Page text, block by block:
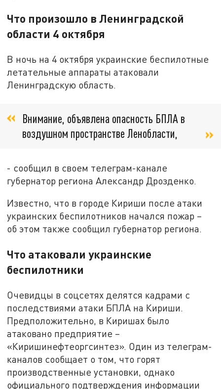
Что произошло в Ленинградской
области 4 октября
В ночь на 4 октября украинские беспилотные
летательные аппараты атаковали
Ленинградскую область.
Внимание, объявлена опасность БПЛА в
воздушном пространстве Ленобласти,
- сообщил в своем телеграм-канале
губернатор региона Александр Дрозденко.
Известно, что в городе Кириши после атаки
украинских беспилотников начался пожар –
об этом также сообщил губернатор региона.
Что атаковали украинские
беспилотники
Очевидцы в соцсетях делятся кадрами с
последствиями атаки БПЛА на Кириши.
Предположительно, в Киришах было
атаковано предприятие –
«Киришинефтеоргсинтез». Один из телеграм-
каналов сообщает о том, что горят
производственные установки, однако
официального подтверждения информации